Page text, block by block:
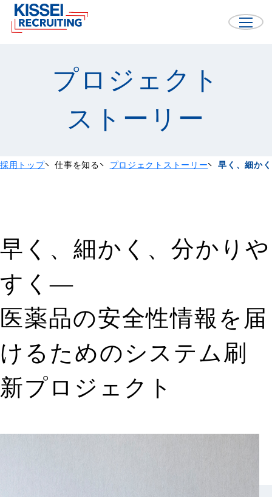
プロジェクト
ストーリー
採用トップ 仕事を知る プロジェクトストーリー 早く、細か
早く、細かく、分かりや
すく—
医薬品の安全性情報を届
けるためのシステム刷
新プロジェクト